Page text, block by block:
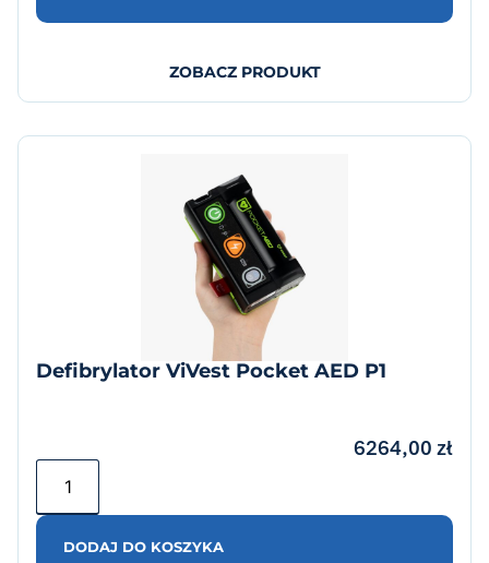
ZOBACZ PRODUKT
Defibrylator ViVest Pocket AED P1
6264,00 zł
DODAJ DO KOSZYKA